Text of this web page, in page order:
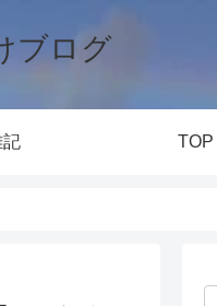
ブログ
記 TOP